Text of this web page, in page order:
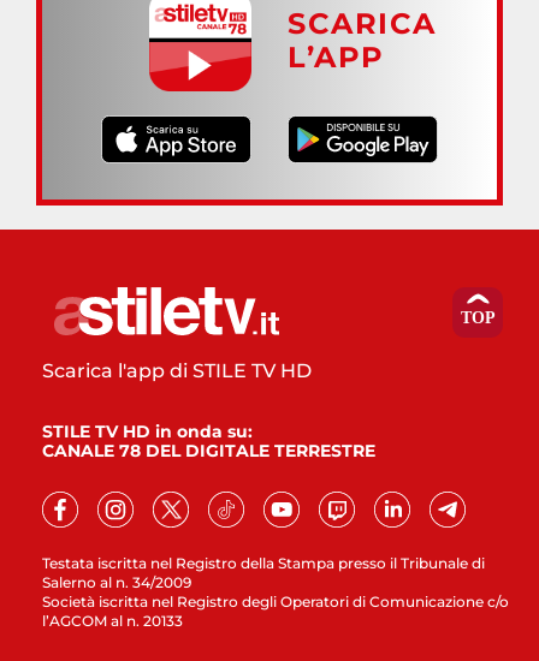
SCARICA
L’APP
Testata iscritta nel Registro della Stampa presso il Tribunale di
Salerno al n. 34/2009
Società iscritta nel Registro degli Operatori di Comunicazione c/o
l’AGCOM al n. 20133
Scarica l'app di STILE TV HD
STILE TV HD in onda su:
CANALE 78 DEL DIGITALE TERRESTRE